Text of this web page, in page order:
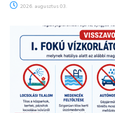
2026. augusztus 03.